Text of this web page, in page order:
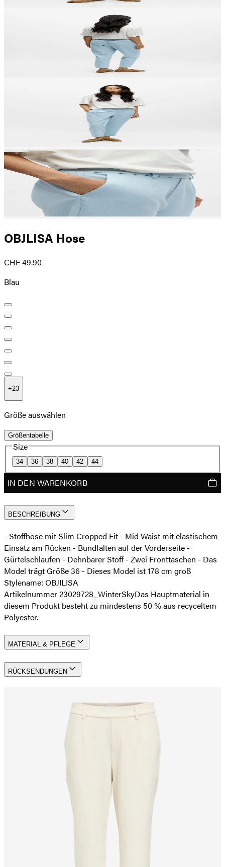
OBJLISA Hose
CHF 49.90
Blau
+23
Größe auswählen
Größentabelle
Size
34 36 38 40 42 44
IN DEN WARENKORB
BESCHREIBUNG
- Stoffhose mit Slim Cropped Fit - Mid Waist mit elastischem
Einsatz am Rücken - Bundfalten auf der Vorderseite -
Gürtelschlaufen - Dehnbarer Stoff - Zwei Fronttaschen - Das
Model trägt Größe 36 - Dieses Model ist 178 cm groß
Stylename: OBJILISA
Artikelnummer 23029728_WinterSkyDas Hauptmaterial in
diesem Produkt besteht zu mindestens 50 % aus recyceltem
Polyester.
MATERIAL & PFLEGE
RÜCKSENDUNGEN